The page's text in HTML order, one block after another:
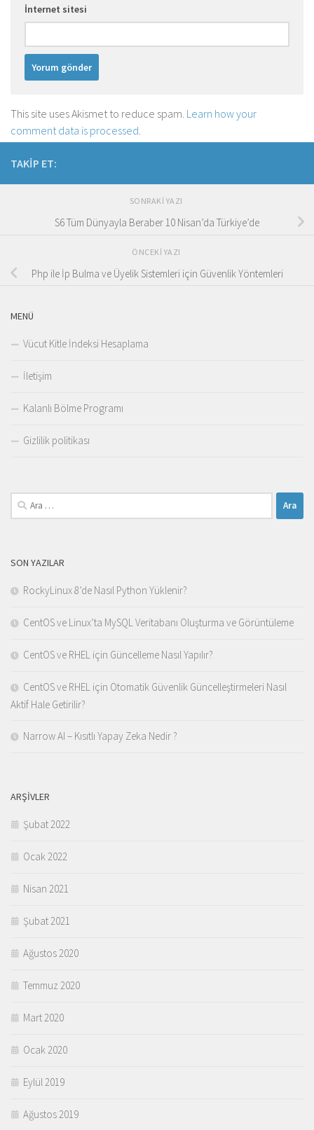
İnternet sitesi
This site uses Akismet to reduce spam. Learn how your
comment data is processed
TAKIP ET:
SONRAKI YAZI
S6 Tüm Dünyayla Beraber 10 Nisan’da Türkiye’de
ÖNCEKI YAZI
Php ile İp Bulma ve Üyelik Sistemleri için Güvenlik Yöntemleri
MENÜ
Vücut Kitle İndeksi Hesaplama
İletişim
Kalanlı Bölme Programı
Gizlilik politikası
Arama:
SON YAZILAR
RockyLinux 8’de Nasıl Python Yüklenir?
CentOS ve Linux’ta MySQL Veritabanı Oluşturma ve Görüntüleme
CentOS ve RHEL için Güncelleme Nasıl Yapılır?
CentOS ve RHEL için Otomatik Güvenlik Güncelleştirmeleri Nasıl
Aktif Hale Getirilir?
Narrow AI – Kısıtlı Yapay Zeka Nedir ?
ARŞIVLER
Şubat 2022
Ocak 2022
Nisan 2021
Şubat 2021
Ağustos 2020
Temmuz 2020
Mart 2020
Ocak 2020
Eylül 2019
Ağustos 2019